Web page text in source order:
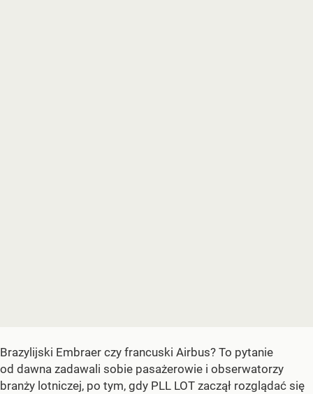
Brazylijski Embraer czy francuski Airbus? To pytanie
od dawna zadawali sobie pasażerowie i obserwatorzy
branży lotniczej, po tym, gdy PLL LOT zaczął rozglądać się